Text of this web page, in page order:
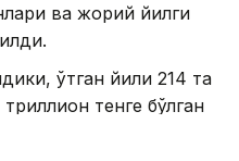
ва жорий йилги
ўтган йили 214 та
триллион тенге бўлган